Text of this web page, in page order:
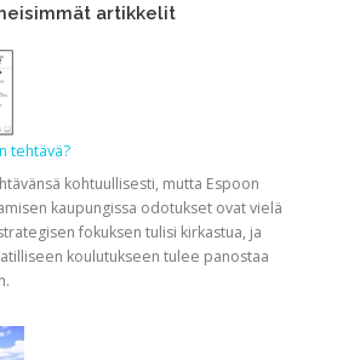
artikkelit
tehtävä?
kohtuullisesti, mutta Espoon
kaupungissa odotukset ovat vielä
fokuksen tulisi kirkastua, ja
koulutukseen tulee panostaa